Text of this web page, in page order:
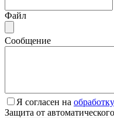
Файл
Сообщение
Я согласен на
Защита от